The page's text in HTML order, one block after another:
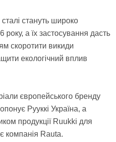
стануть широко
року, а їх застосування дасть
скоротити викиди
екологічний вплив
європейського бренду
Рууккі Україна, а
продукції Ruukki для
компанія Rauta.